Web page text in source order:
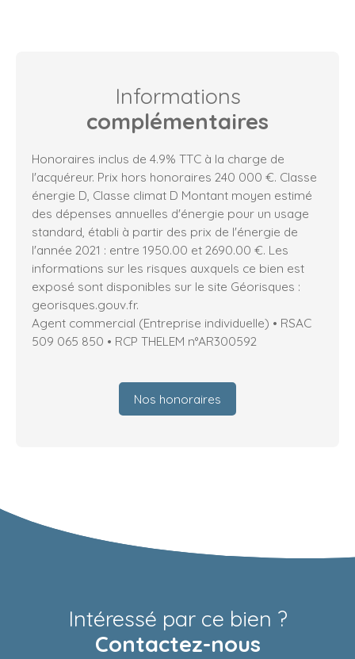
Informations
complémentaires
Honoraires inclus de 4.9% TTC à la charge de
l'acquéreur. Prix hors honoraires 240 000 €. Classe
énergie D, Classe climat D Montant moyen estimé
des dépenses annuelles d'énergie pour un usage
standard, établi à partir des prix de l'énergie de
l'année 2021 : entre 1950.00 et 2690.00 €. Les
informations sur les risques auxquels ce bien est
exposé sont disponibles sur le site Géorisques :
georisques.gouv.fr.
Agent commercial (Entreprise individuelle) • RSAC
509 065 850 • RCP THELEM n°AR300592
Nos honoraires
Intéressé par ce bien ?
Contactez-nous